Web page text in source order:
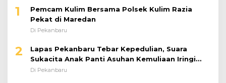
1
Pemcam Kulim Bersama Polsek Kulim Razia
Pekat di Maredan
Di Pekanbaru
2
Lapas Pekanbaru Tebar Kepedulian, Suara
Sukacita Anak Panti Asuhan Kemuliaan Iringi
Bantuan Sosial
Di Pekanbaru